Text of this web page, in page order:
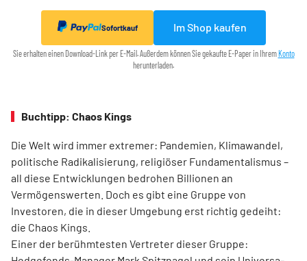
Sofortkauf Im Shop kaufen
Sie erhalten einen Download-Link per E-Mail. Außerdem können Sie gekaufte E-Paper in IhremKonto
herunterladen.
Buchtipp: Chaos Kings
Die Welt wird immer extremer: Pandemien, Klimawandel,
politische Radikalisierung, religiöser Fundamentalismus –
all diese Entwicklungen bedrohen Billionen an
Vermögenswerten. Doch es gibt eine Gruppe von
Investoren, die in dieser Umgebung erst richtig gedeiht:
die Chaos Kings.
Einer der berühmtesten Vertreter dieser Gruppe: